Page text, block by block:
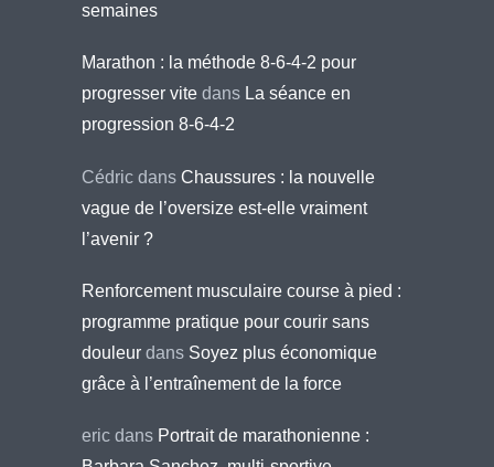
semaines
Marathon : la méthode 8-6-4-2 pour
progresser vite dans La séance en
progression 8-6-4-2
Cédric dans Chaussures : la nouvelle
vague de l’oversize est-elle vraiment
l’avenir ?
Renforcement musculaire course à pied :
programme pratique pour courir sans
douleur dans Soyez plus économique
grâce à l’entraînement de la force
eric dans Portrait de marathonienne :